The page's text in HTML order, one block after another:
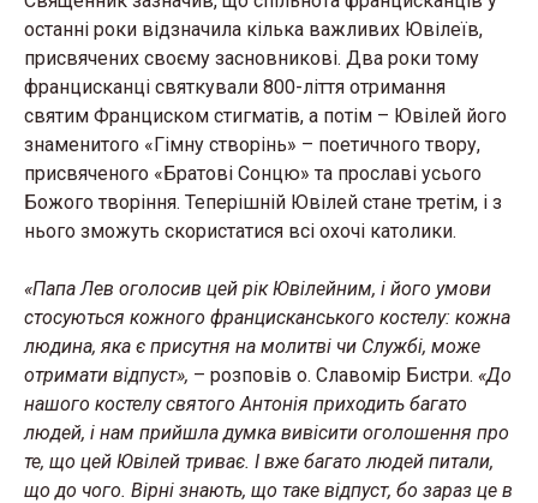
останні роки відзначила кілька важливих Ювілеїв,
присвячених своєму засновникові. Два роки тому
францисканці святкували 800-ліття отримання
святим Франциском стигматів, а потім – Ювілей його
знаменитого «Гімну створінь» – поетичного твору,
присвяченого «Братові Сонцю» та прославі усього
Божого творіння. Теперішній Ювілей стане третім, і з
нього зможуть скористатися всі охочі католики.
«Папа Лев оголосив цей рік Ювілейним, і його умови
стосуються кожного францисканського костелу: кожна
людина, яка є присутня на молитві чи Службі, може
отримати відпуст», – розповів о. Славомір Бистри. «До
нашого костелу святого Антонія приходить багато
людей, і нам прийшла думка вивісити оголошення про
те, що цей Ювілей триває. І вже багато людей питали,
що до чого. Вірні знають, що таке відпуст, бо зараз це в